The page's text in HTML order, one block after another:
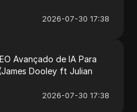
2026-07-30 17:38
Avançado de IA Para
Dooley ft Julian
2026-07-30 17:38